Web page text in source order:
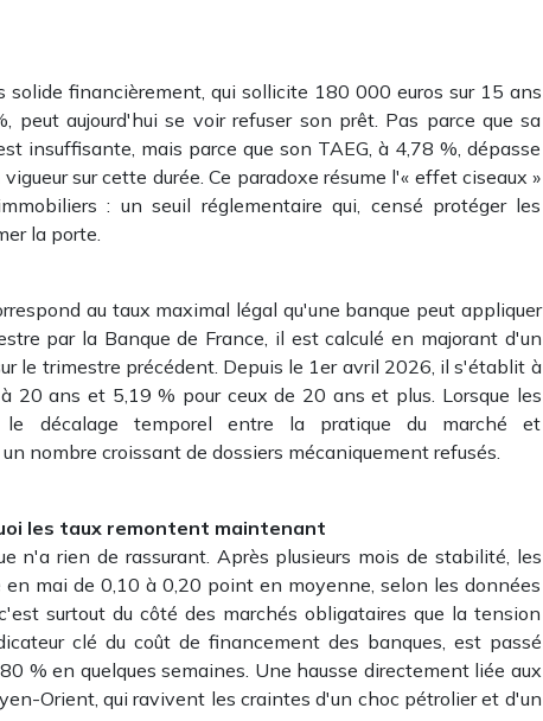
solide financièrement, qui sollicite 180 000 euros sur 15 ans
peut aujourd'hui se voir refuser son prêt. Pas parce que sa
insuffisante, mais parce que son TAEG, à 4,78 %, dépasse
sur cette durée. Ce paradoxe résume l'« effet ciseaux »
: un seuil réglementaire qui, censé protéger les
la porte.
au taux maximal légal qu'une banque peut appliquer
par la Banque de France, il est calculé en majorant d'un
le trimestre précédent. Depuis le 1er avril 2026, il s'établit à
20 ans et 5,19 % pour ceux de 20 ans et plus. Lorsque les
le décalage temporel entre la pratique du marché et
nombre croissant de dossiers mécaniquement refusés.
les taux remontent maintenant
n'a rien de rassurant. Après plusieurs mois de stabilité, les
mai de 0,10 à 0,20 point en moyenne, selon les données
surtout du côté des marchés obligataires que la tension
clé du coût de financement des banques, est passé
% en quelques semaines. Une hausse directement liée aux
Orient, qui ravivent les craintes d'un choc pétrolier et d'un